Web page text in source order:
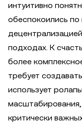
интуитивно
обеспокоились
подходах. К
более
требует
использует
критически